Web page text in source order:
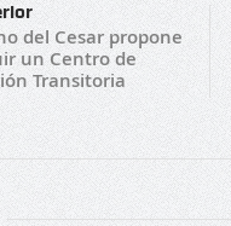
del Cesar propone
un Centro de
Transitoria